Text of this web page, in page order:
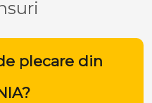
plecare din